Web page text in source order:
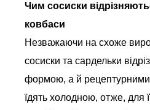
Чим сосиски
ковбаси
Незважаючи на схоже
сосиски та сардельки
формою, а й
їдять холодною, отже, для